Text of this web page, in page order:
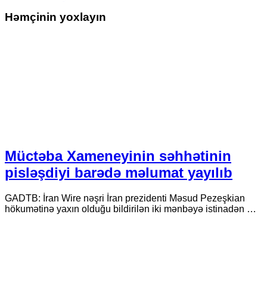
Həmçinin yoxlayın
Müctəba Xameneyinin səhhətinin
pisləşdiyi barədə məlumat yayılıb
GADTB: İran Wire nəşri İran prezidenti Məsud Pezeşkian
hökumətinə yaxın olduğu bildirilən iki mənbəyə istinadən …